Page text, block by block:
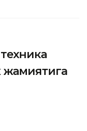
жамиятига